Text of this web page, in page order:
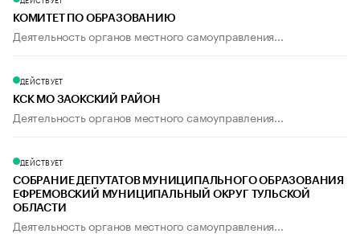
КОМИТЕТ ПО ОБРАЗОВАНИЮ
Деятельность органов местного самоуправления...
ДЕЙСТВУЕТ
КСК МО ЗАОКСКИЙ РАЙОН
Деятельность органов местного самоуправления...
ДЕЙСТВУЕТ
СОБРАНИЕ ДЕПУТАТОВ МУНИЦИПАЛЬНОГО ОБРАЗОВАНИЯ
ЕФРЕМОВСКИЙ МУНИЦИПАЛЬНЫЙ ОКРУГ ТУЛЬСКОЙ
ОБЛАСТИ
Деятельность органов местного самоуправления...